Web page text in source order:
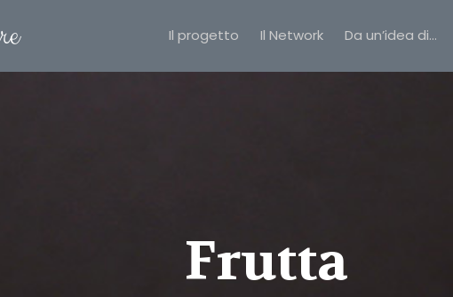
Il progetto Il Network Da un’idea di…
Frutta